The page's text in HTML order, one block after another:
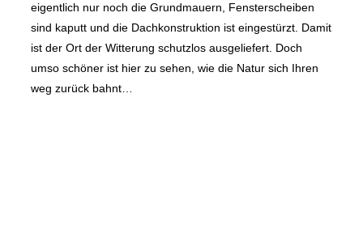
eigentlich nur noch die Grundmauern, Fensterscheiben
sind kaputt und die Dachkonstruktion ist eingestürzt. Damit
ist der Ort der Witterung schutzlos ausgeliefert. Doch
umso schöner ist hier zu sehen, wie die Natur sich Ihren
weg zurück bahnt…